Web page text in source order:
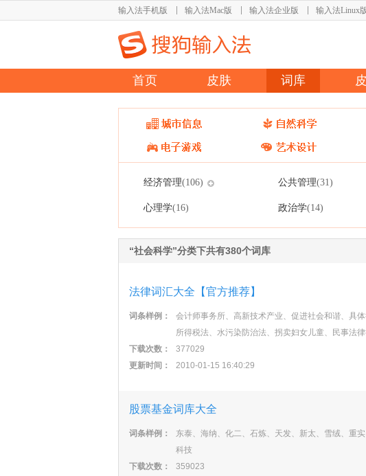
输入法手机版 输入法Mac版 输入法企业版 输入法Linux
首页 皮肤 词库
经济管理(106) 公共管理(31)
心理学(16) 政治学(14)
“社会科学”分类下共有380个词库
法律词汇大全【官方推荐】
词条样例：
会计师事务所、高新技术产业、促进社会和谐、具
所得税法、水污染防治法、拐卖妇女儿童、民事法
下载次数：
377029
更新时间：
2010-01-15 16:40:29
股票基金词库大全
词条样例：
东泰、海纳、化二、石炼、天发、新太、雪绒、重
科技
下载次数：
359023